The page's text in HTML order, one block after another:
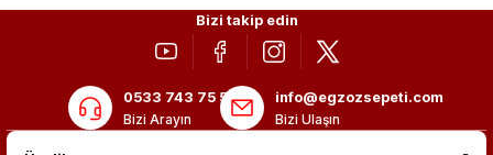
Bizi takip edin
0533 743 75 56
Bizi Arayın
info@egzozsepeti.com
Bizi Ulaşın